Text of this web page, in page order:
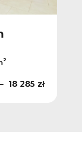
2
18 285 zł